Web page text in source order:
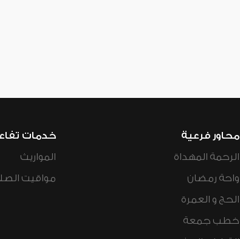
محاور فرعية
الرحمة المهداة
واحة رمضان
الحج و العمرة
خطب جمعة
خدمات
المواريث
مواقيت